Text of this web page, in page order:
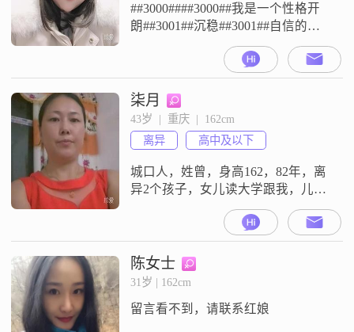
##3000####3000##我是一个性格开
朗##3001##沉稳##3001##自信的女
孩，热爱生活，相信缘份，工作之
余喜欢和朋友一起吃饭聊天，也喜
欢安静的做些简单的事##3002##渴
望完美的人生，渴望幸福的生活，
渴望我心中的他赶快出
现!##3000####3000##希望他有个稳
定的工作
柒月
43岁  |  重庆  |  162cm
离异
高中及以下
城口人，姓曾，身高162，82年，离
异2个孩子，女儿读大学跟我，儿子
跟他爸，本人内向，说话直接，不
打牌，不抽烟，不喝酒，不夜不归
宿，希望对方身高170以上，有房，
责任心强，顾家，不抽烟喝酒不打
牌不夜不归宿，没开通会员
陈女士
31岁 | 162cm
留言看不到，请联系红娘